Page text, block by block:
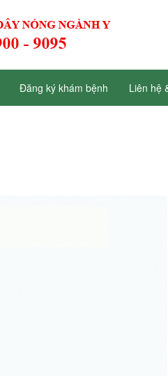
Đăng ký khám bệnh Liên hệ